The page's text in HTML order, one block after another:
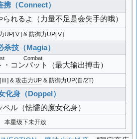
携（Connect）
られるよ
（力量不足是会失手的哦）
UP[Ⅴ] & 防御力UP[Ⅴ]
杀技（Magia）
・コンバット
Combat
（最大输出搏击）
& 攻击力UP& 防御力UP(自/2T)
化身（Doppel）
ペル （怯懦的魔女化身）
本星级下未开放